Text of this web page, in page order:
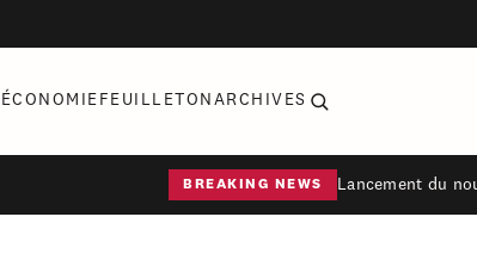
ÉCONOMIE FEUILLETON ARCHIVES
BREAKING NEWS Lancement du